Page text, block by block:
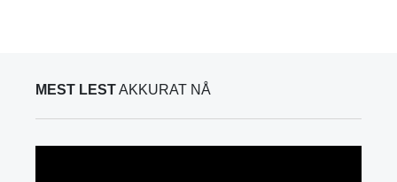
MEST LESTAKKURAT NÅ